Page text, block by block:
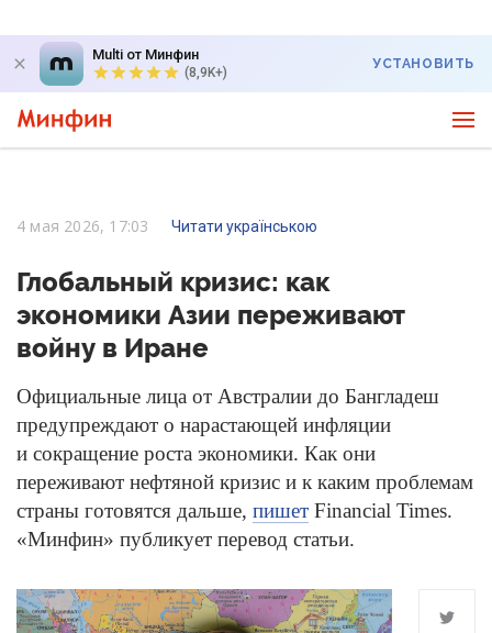
Multi от Минфин
(8,9K+)
УСТАНОВИТЬ
4 мая 2026, 17:03 Читати українською
Глобальный кризис: как
экономики Азии переживают
войну в Иране
Официальные лица от Австралии до Бангладеш
предупреждают о нарастающей инфляции
и сокращение роста экономики. Как они
переживают нефтяной кризис и к каким проблемам
страны готовятся дальше, пишет Financial Times.
«Минфин» публикует перевод статьи.